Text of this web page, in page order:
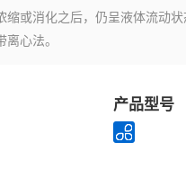
缩或消化之后，仍呈液体流动
心法。
产品型号